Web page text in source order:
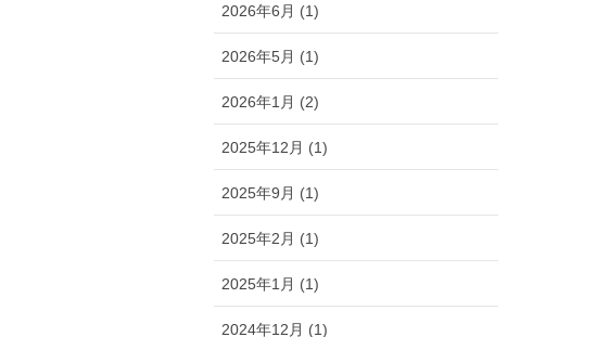
2026年6月 (1)
2026年5月 (1)
2026年1月 (2)
2025年12月 (1)
2025年9月 (1)
2025年2月 (1)
2025年1月 (1)
2024年12月 (1)